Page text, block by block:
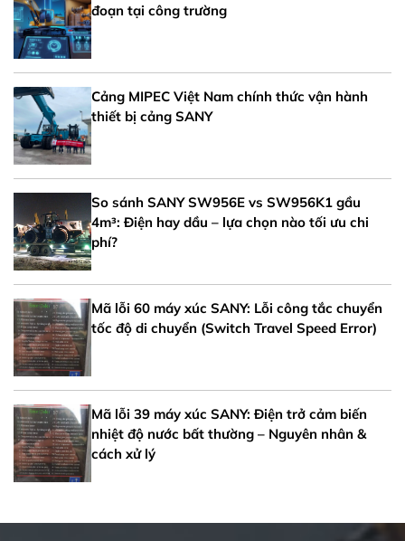
đoạn tại công trường
Cảng MIPEC Việt Nam chính thức vận hành
thiết bị cảng SANY
So sánh SANY SW956E vs SW956K1 gầu
4m³: Điện hay dầu – lựa chọn nào tối ưu chi
phí?
Mã lỗi 60 máy xúc SANY: Lỗi công tắc chuyển
tốc độ di chuyển (Switch Travel Speed Error)
Mã lỗi 39 máy xúc SANY: Điện trở cảm biến
nhiệt độ nước bất thường – Nguyên nhân &
cách xử lý